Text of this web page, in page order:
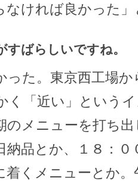
なければ良かった
すばらしいですね。
った。東京西工場
く「近い」という
のメニューを打ち
納品とか、１８：
着くメニューとか